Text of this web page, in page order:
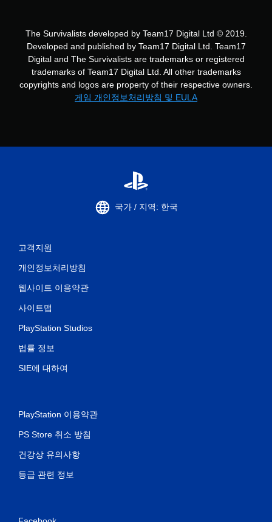
The Survivalists developed by Team17 Digital Ltd © 2019.
Developed and published by Team17 Digital Ltd. Team17
Digital and The Survivalists are trademarks or registered
trademarks of Team17 Digital Ltd. All other trademarks
copyrights and logos are property of their respective owners.
게임 개인정보처리방침 및 EULA
국가 / 지역: 한국
고객지원
개인정보처리방침
웹사이트 이용약관
사이트맵
PlayStation Studios
법률 정보
SIE에 대하여
PlayStation 이용약관
PS Store 취소 방침
건강상 유의사항
등급 관련 정보